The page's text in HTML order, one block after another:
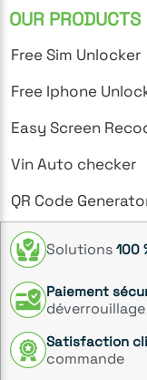
OUR PRODUCTS
Free Sim Unlocker
Free Iphone
Easy Screen
Vin Auto checker
QR Code
Solutions 100
Paiement
Satisfaction
commande